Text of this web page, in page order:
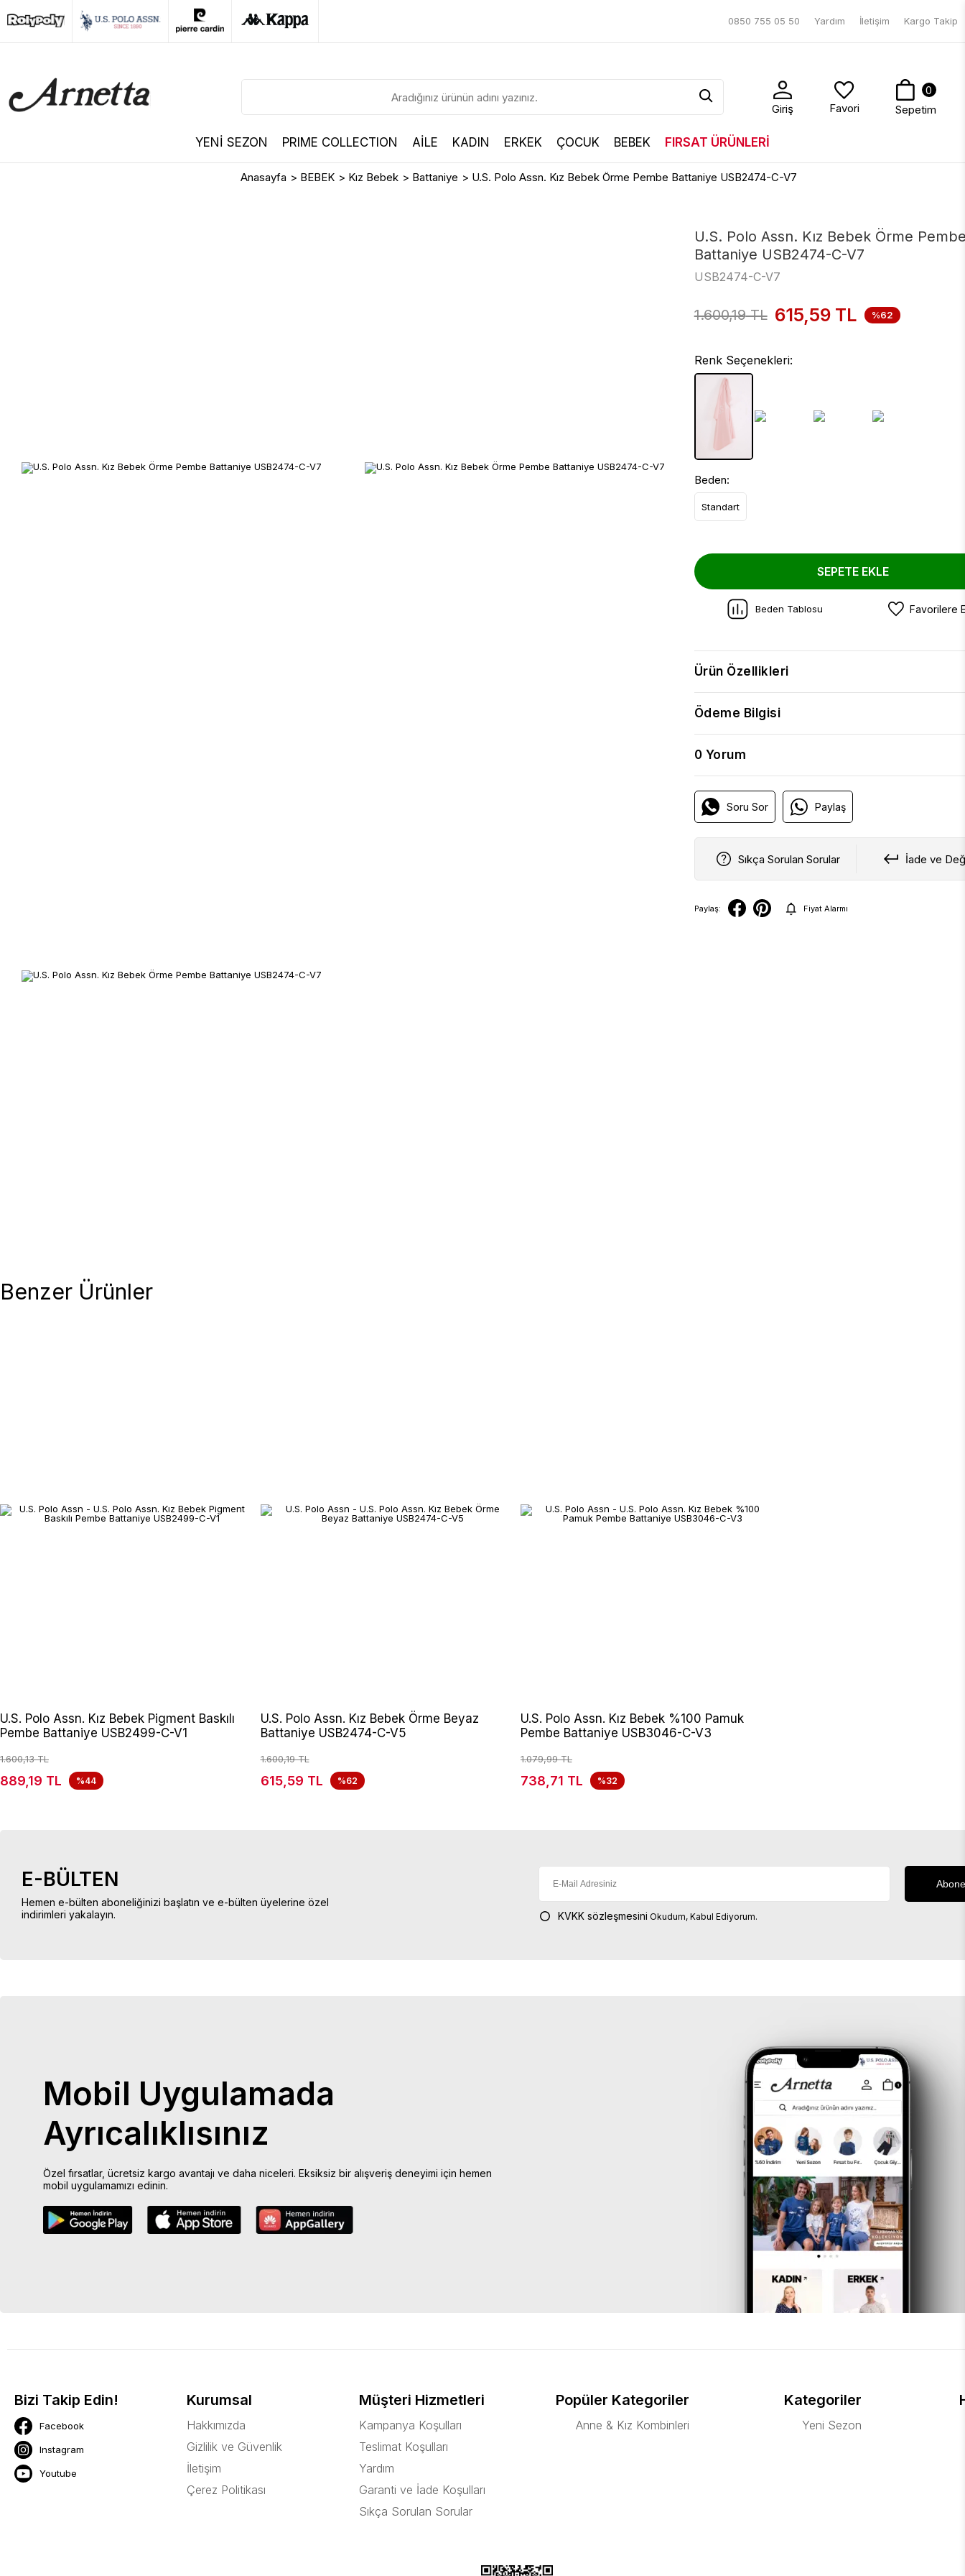
0850 755 05 50 Yardım İletişim Kargo Takip
Giriş Favori
0
Sepetim
YENİ SEZON PRIME COLLECTION AİLE KADIN ERKEK ÇOCUK BEBEK FIRSAT ÜRÜNLERİ
Anasayfa > BEBEK > Kız Bebek > Battaniye > U.S. Polo Assn. Kız Bebek Örme Pembe Battaniye USB2474-C-V7
U.S. Polo Assn. Kız Bebek Örme
Battaniye USB2474-C-V7
USB2474-C-V7
1.600,19TL 615,59TL %62
Renk Seçenekleri:
Beden:
Standart
SEPETE EKLE
Beden Tablosu Favorilere
Ürün Özellikleri
Ödeme Bilgisi
0 Yorum
Soru Sor Paylaş
Sıkça Sorulan Sorular İade ve
Paylaş: Fiyat Alarmı
Benzer Ürünler
U.S. Polo Assn. Kız Bebek Pigment Baskılı
Pembe Battaniye USB2499-C-V1
1.600,13 TL
889,19 TL %44
U.S. Polo Assn. Kız Bebek Örme Beyaz
Battaniye USB2474-C-V5
1.600,19 TL
615,59 TL %62
U.S. Polo Assn. Kız Bebek %100 Pamuk
Pembe Battaniye USB3046-C-V3
1.079,99 TL
738,71 TL %32
E-BÜLTEN
Hemen e-bülten aboneliğinizi başlatın ve e-bülten üyelerine özel
indirimleri yakalayın.
KVKK sözleşmesini Okudum, Kabul Ediyorum.
Mobil Uygulamada
Ayrıcalıklısınız
Özel fırsatlar, ücretsiz kargo avantajı ve daha niceleri. Eksiksiz bir alışveriş deneyimi için hemen
mobil uygulamamızı edinin.
Bizi Takip Edin!
Facebook
Instagram
Youtube
Kurumsal
Hakkımızda
Gizlilik ve Güvenlik
İletişim
Çerez Politikası
Müşteri Hizmetleri
Kampanya Koşulları
Teslimat Koşulları
Yardım
Garanti ve İade Koşulları
Sıkça Sorulan Sorular
Popüler Kategoriler
Anne & Kız Kombinleri
Kategoriler
Yeni Sezon